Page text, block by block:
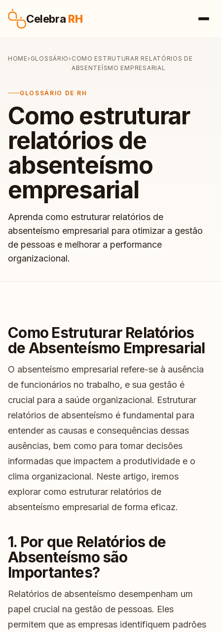
Celebra RH
HOME› GLOSSÁRIO› COMO ESTRUTURAR RELATÓRIOS DE
ABSENTEÍSMO EMPRESARIAL
GLOSSÁRIO DE RH
Como estruturar
relatórios de
absenteísmo
empresarial
Aprenda como estruturar relatórios de
absenteísmo empresarial para otimizar a gestão
de pessoas e melhorar a performance
organizacional.
Como Estruturar Relatórios
de Absenteísmo Empresarial
O absenteísmo empresarial refere-se à ausência
de funcionários no trabalho, e sua gestão é
crucial para a saúde organizacional. Estruturar
relatórios de absenteísmo é fundamental para
entender as causas e consequências dessas
ausências, bem como para tomar decisões
informadas que impactem a produtividade e o
clima organizacional. Neste artigo, iremos
explorar como estruturar relatórios de
absenteísmo empresarial de forma eficaz.
1. Por que Relatórios de
Absenteísmo são
Importantes?
Relatórios de absenteísmo desempenham um
papel crucial na gestão de pessoas. Eles
permitem que as empresas identifiquem padrões